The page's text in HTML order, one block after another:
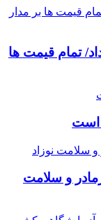
و سکه امروز پنجشنبه 15مرداد/ تمام قیمت ها
است
و سلامت